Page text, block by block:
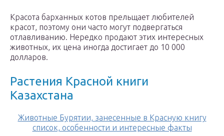
Красота барханных котов прельщает любителей
красот, поэтому они часто могут подвергаться
отлавливанию. Нередко продают этих интересных
животных, их цена иногда достигает до 10 000
долларов.
Растения Красной книги
Казахстана
Животные Бурятии, занесенные в Красную книгу
список, особенности и интересные факты